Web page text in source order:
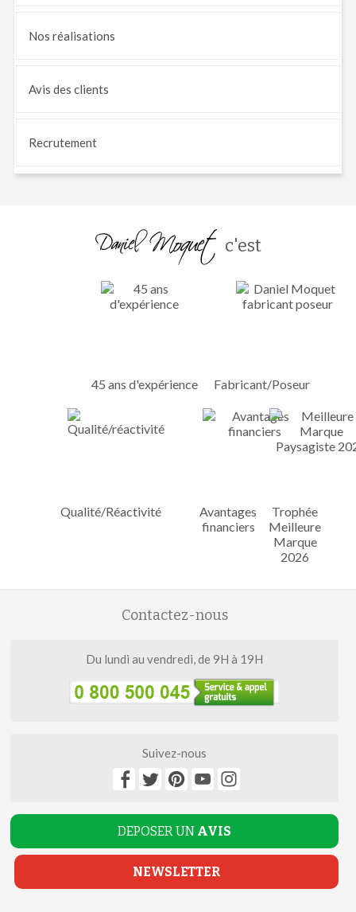
Nos réalisations
Avis des clients
Recrutement
c'est
45 ans d'expérience Fabricant/Poseur
Qualité/Réactivité
Avantages
financiers
Trophée
Meilleure
Marque
2026
Contactez-nous
Du lundi au vendredi, de 9H à 19H
Suivez-nous
DEPOSER UN AVIS
NEWSLETTER